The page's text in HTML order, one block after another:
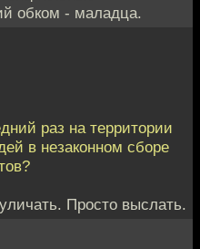
обком - маладца.
раз на территории
в незаконном сборе
Просто выслать.